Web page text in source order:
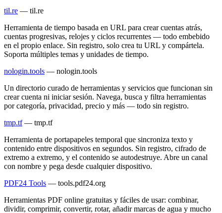
til.re — til.re
Herramienta de tiempo basada en URL para crear cuentas atrás,
cuentas progresivas, relojes y ciclos recurrentes — todo embebido
en el propio enlace. Sin registro, solo crea tu URL y compártela.
Soporta múltiples temas y unidades de tiempo.
nologin.tools — nologin.tools
Un directorio curado de herramientas y servicios que funcionan sin
crear cuenta ni iniciar sesión. Navega, busca y filtra herramientas
por categoría, privacidad, precio y más — todo sin registro.
tmp.tf — tmp.tf
Herramienta de portapapeles temporal que sincroniza texto y
contenido entre dispositivos en segundos. Sin registro, cifrado de
extremo a extremo, y el contenido se autodestruye. Abre un canal
con nombre y pega desde cualquier dispositivo.
PDF24 Tools — tools.pdf24.org
Herramientas PDF online gratuitas y fáciles de usar: combinar,
dividir, comprimir, convertir, rotar, añadir marcas de agua y mucho